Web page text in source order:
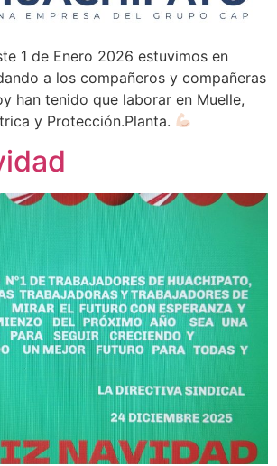
1 de Enero 2026 estuvimos en
a los compañeros y compañeras
han tenido que laborar en Muelle,
y Protección.Planta.